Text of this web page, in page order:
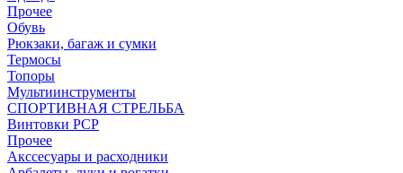
Прочее
Обувь
Рюкзаки, багаж и сумки
Термосы
Топоры
Мультиинструменты
СПОРТИВНАЯ СТРЕЛЬБА
Винтовки PCP
Прочее
Акссесуары и расходники